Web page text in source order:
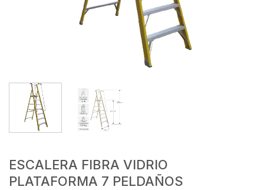
ESCALERA FIBRA VIDRIO
PLATAFORMA 7 PELDAÑOS